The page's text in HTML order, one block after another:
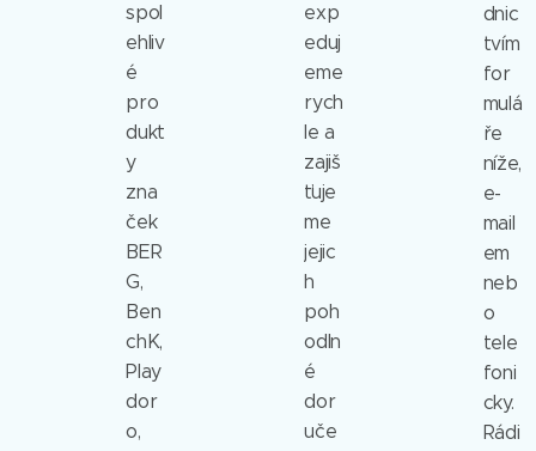
spol
ehliv
é
pro
dukt
y
zna
ček
BER
G,
Ben
chK,
Play
dor
o,
exp
eduj
eme
rych
le a
zajiš
ťuje
me
jejic
h
poh
odln
é
dor
uče
dnic
tvím
for
mulá
ře
níže,
e-
mail
em
neb
o
tele
foni
cky.
Rádi